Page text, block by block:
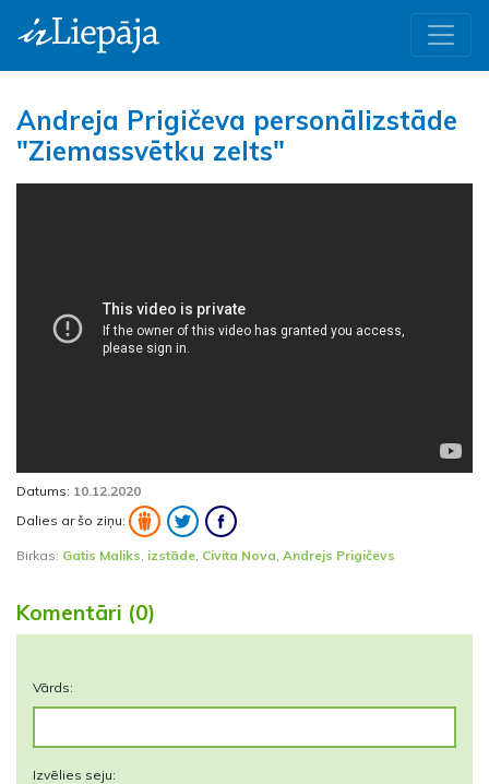
Andreja Prigičeva personālizstāde
"Ziemassvētku zelts"
Datums: 10.12.2020
Dalies ar šo ziņu:
Birkas: Gatis Maliks izstāde Civita Nova Andrejs Prigičevs
Komentāri (0)
Vārds:
Izvēlies seju: